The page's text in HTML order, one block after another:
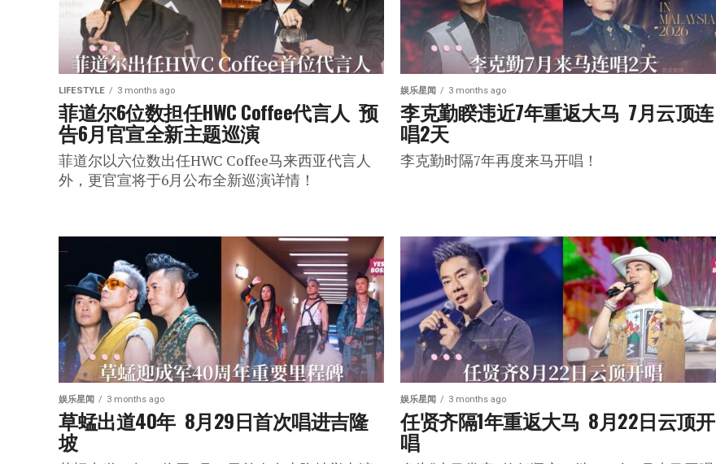
LIFESTYLE 3 months ago
菲道尔6位数担任HWC Coffee代言人  预
告6月官宣全新主题巡演
菲道尔以六位数出任HWC Coffee马来西亚代言人
外，更官宣将于6月公布全新巡演详情！
娱乐星闻 3 months ago
李克勤睽违近7年重返大马  7月云顶连
唱2天
李克勤时隔7年再度来马开唱！
娱乐星闻 3 months ago
草蜢出道40年  8月29日首次唱进吉隆
坡
娱乐星闻 3 months ago
任贤齐隔1年重返大马  8月22日云顶开
唱